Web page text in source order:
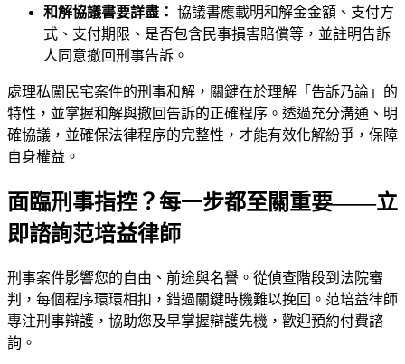
和解協議書要詳盡： 協議書應載明和解金金額、支付方
式、支付期限、是否包含民事損害賠償等，並註明告訴
人同意撤回刑事告訴。
處理私闖民宅案件的刑事和解，關鍵在於理解「告訴乃論」的
特性，並掌握和解與撤回告訴的正確程序。透過充分溝通、明
確協議，並確保法律程序的完整性，才能有效化解紛爭，保障
自身權益。
面臨刑事指控？每一步都至關重要——立
即諮詢范培益律師
刑事案件影響您的自由、前途與名譽。從偵查階段到法院審
判，每個程序環環相扣，錯過關鍵時機難以挽回。 范培益律師
專注刑事辯護，協助您及早掌握辯護先機，歡迎預約付費諮
詢。